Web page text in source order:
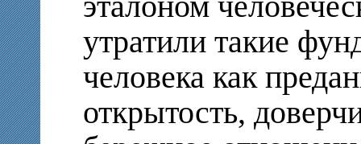
утратили такие
человека как
открытость,